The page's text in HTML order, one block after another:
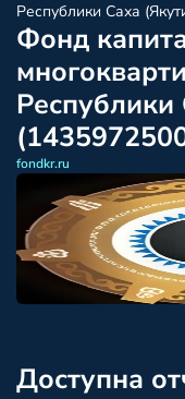
Республики Саха
Фонд
Республики
fondkr.ru
Доступна